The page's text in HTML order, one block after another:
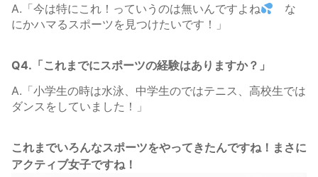
A.「今は特にこれ！っていうのは無いんですよね
な
にかハマるスポーツを見つけたいです！」
Q4.「これまでにスポーツの経験はありますか？」
A.「小学生の時は水泳、中学生のではテニス、高校生では
ダンスをしていました！」
これまでいろんなスポーツをやってきたんですね！まさに
アクティブ女子ですね！